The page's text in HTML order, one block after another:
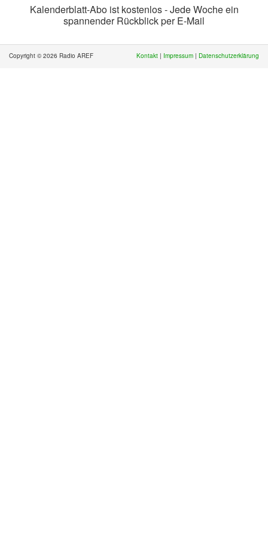
Kalenderblatt-Abo ist kostenlos - Jede Woche ein
spannender Rückblick per E-Mail
Copyright © 2026 Radio AREF Kontakt | Impressum | Datenschutzerklärung